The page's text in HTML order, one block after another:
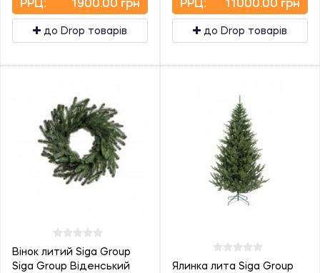
PPЦ: 1900.00 грн
до Drop товарів
PPЦ: 11000.00 грн
до Drop товарів
Вінок литий Siga Group
Siga Group Віденський
Ялинка лита Siga Group